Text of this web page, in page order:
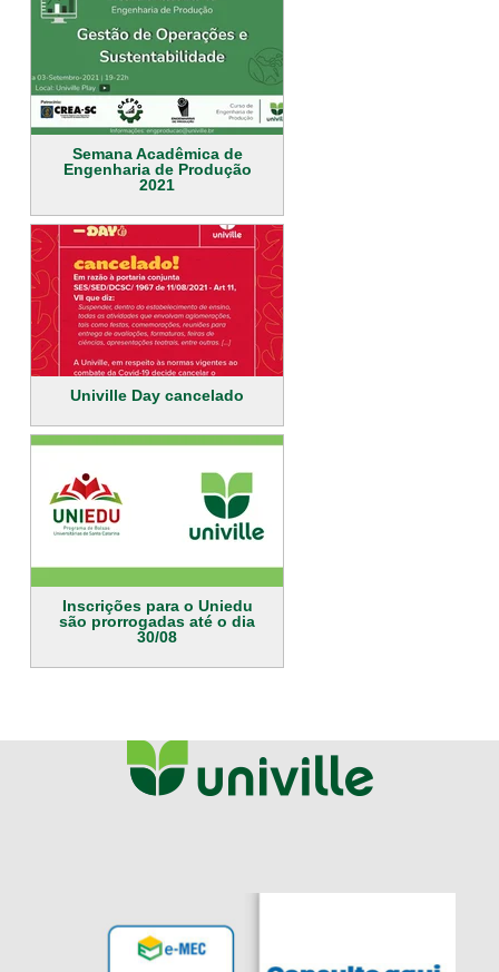
Semana Acadêmica de
Engenharia de Produção
2021
Univille Day cancelado
Inscrições para o Uniedu
são prorrogadas até o dia
30/08